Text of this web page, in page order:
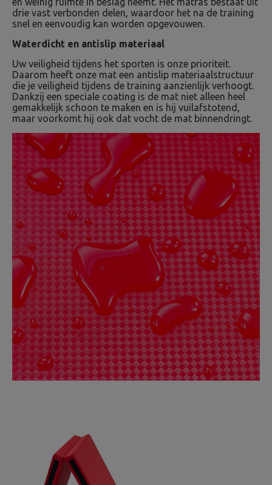
drie vast verbonden delen, waardoor het na de training
snel en eenvoudig kan worden opgevouwen.
Waterdicht en antislip materiaal
Uw veiligheid tijdens het sporten is onze prioriteit.
Daarom heeft onze mat een antislip materiaalstructuur
die je veiligheid tijdens de training aanzienlijk verhoogt.
Dankzij een speciale coating is de mat niet alleen heel
gemakkelijk schoon te maken en is hij vuilafstotend,
maar voorkomt hij ook dat vocht de mat binnendringt.